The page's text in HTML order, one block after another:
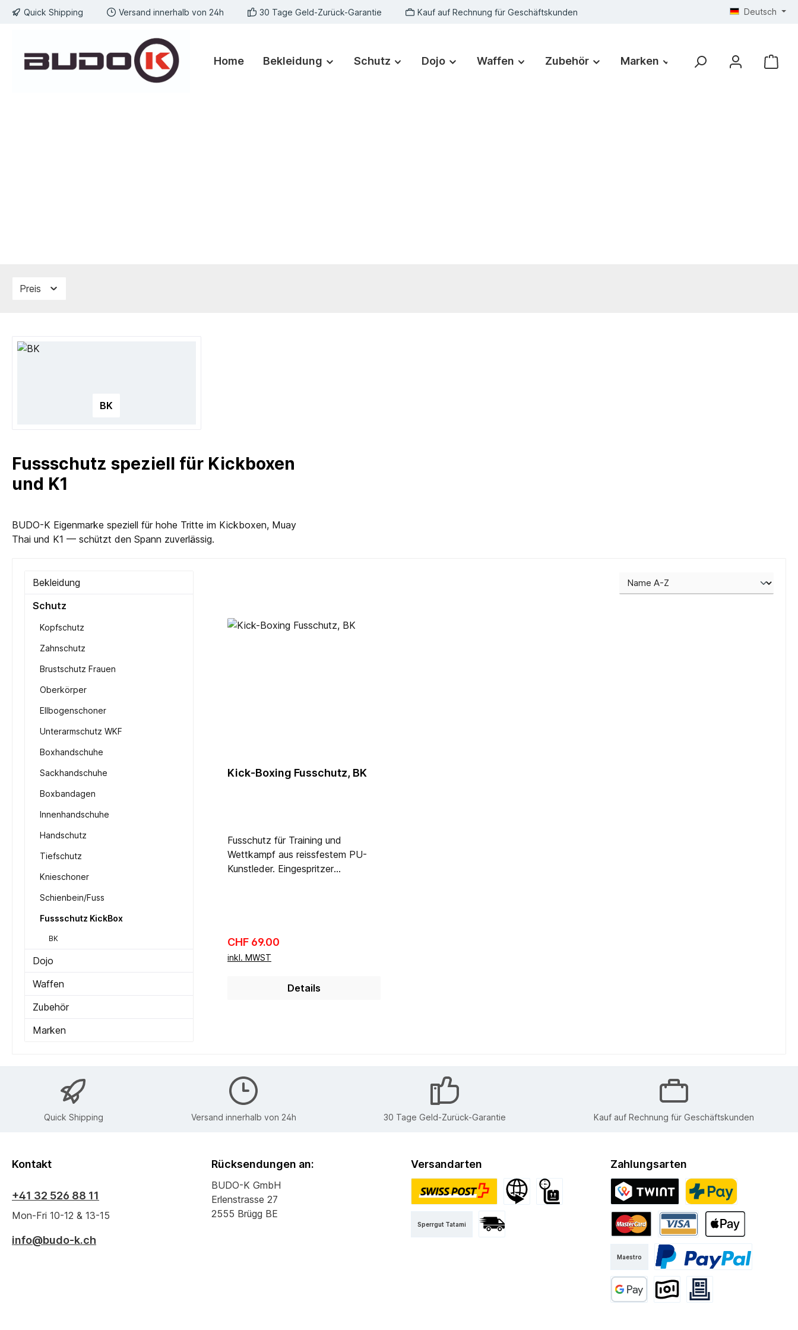
Zur Hauptnavigation springen
Quick Shipping Versand innerhalb von 24h 30 Tage Geld-Zurück-Garantie Kauf auf Rechnung für Geschäftskunden Deutsch
Home Bekleidung Schutz Dojo Waffen Zubehör Marken
Preis
BK
Fussschutz speziell für Kickboxen
und K1
BUDO-K Eigenmarke speziell für hohe Tritte im Kickboxen, Muay
Thai und K1 — schützt den Spann zuverlässig.
Bekleidung
Schutz
Kopfschutz
Zahnschutz
Brustschutz Frauen
Oberkörper
Ellbogenschoner
Unterarmschutz WKF
Boxhandschuhe
Sackhandschuhe
Boxbandagen
Innenhandschuhe
Handschutz
Tiefschutz
Knieschoner
Schienbein/Fuss
Fussschutz KickBox
BK
Dojo
Waffen
Zubehör
Marken
Kick-Boxing Fusschutz, BK
Fusschutz für Training und
Wettkampf aus reissfestem PU-
Kunstleder. Eingespritzer
Elastikbänder zur fixierung an
Zehen.
Regulärer Preis:
CHF 69.00
inkl. MWST
Details
Quick Shipping Versand innerhalb von 24h 30 Tage Geld-Zurück-Garantie Kauf auf Rechnung für Geschäftskunden
Kontakt
+41 32 526 88 11
Mon-Fri 10-12 & 13-15
info@budo-k.ch
Rücksendungen an:
BUDO-K GmbH
Erlenstrasse 27
2555 Brügg BE
Versandarten
Sperrgut Tatami
Zahlungsarten
Twint PostFinance Pay
MastercardVisa
Maestro
PayPal